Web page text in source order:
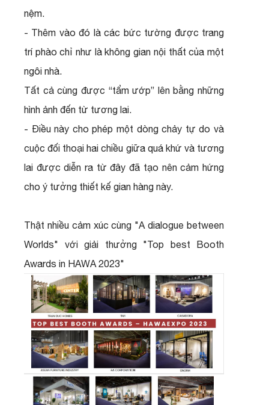
nệm.
- Thêm vào đó là các bức tường được trang
trí phào chỉ như là không gian nội thất của một
ngôi nhà.
Tất cả cùng được “tẩm ướp” lên bằng những
hình ảnh đến từ tương lai.
- Điều này cho phép một dòng chảy tự do và
cuộc đối thoại hai chiều giữa quá khứ và tương
lai được diễn ra từ đây đã tạo nên cảm hứng
cho ý tưởng thiết kế gian hàng này.
Thật nhiều cảm xúc cùng "A dialogue between
Worlds" với giải thưởng "Top best Booth
Awards in HAWA 2023"